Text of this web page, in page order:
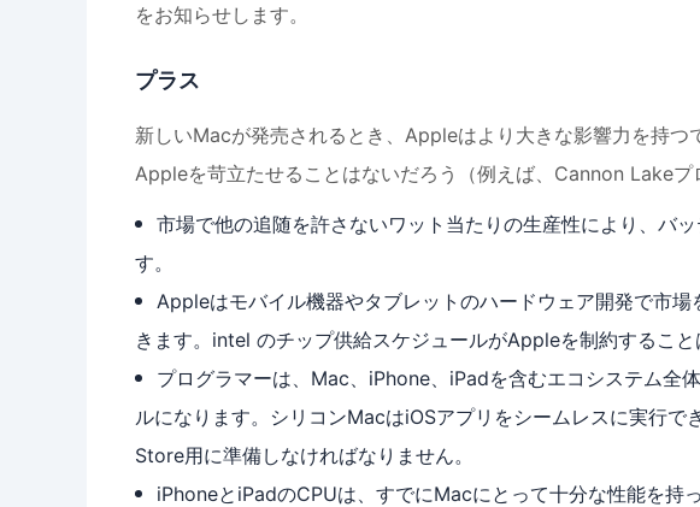
をお知らせします。
プラス
新しいMacが発売されるとき、Appleはより大きな影響力を持
Appleを苛立たせることはないだろう（例えば、Cannon Lakeプ
市場で他の追随を許さないワット当たりの生産性により、バ
す。
Appleはモバイル機器やタブレットのハードウェア開発で市
きます。intel のチップ供給スケジュールがAppleを制約すること
プログラマーは、Mac、iPhone、iPadを含むエコシステム全
ルになります。シリコンMacはiOSアプリをシームレスに実行
Store用に準備しなければなりません。
iPhoneとiPadのCPUは、すでにMacにとって十分な性能を持